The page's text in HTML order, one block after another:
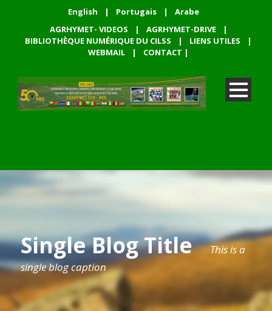
English | Portugais |
Arabe
AGRHYMET- VIDEOS
| AGRHYMET-DRIVE
|
BIBLIOTHÈQUE NUMÉRIQUE DU CILSS
| LIENS UTILES
|
WEBMAIL
| CONTACT |
Single Blog Title
This is a
single blog caption